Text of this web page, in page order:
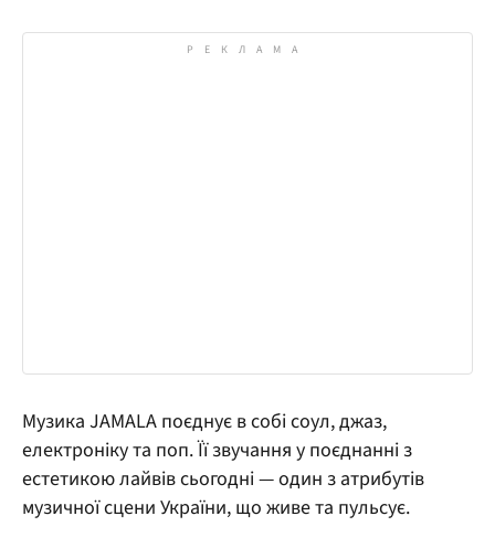
Музика JAMALA поєднує в собі соул, джаз,
електроніку та поп. Її звучання у поєднанні з
естетикою лайвів сьогодні — один з атрибутів
музичної сцени України, що живе та пульсує.